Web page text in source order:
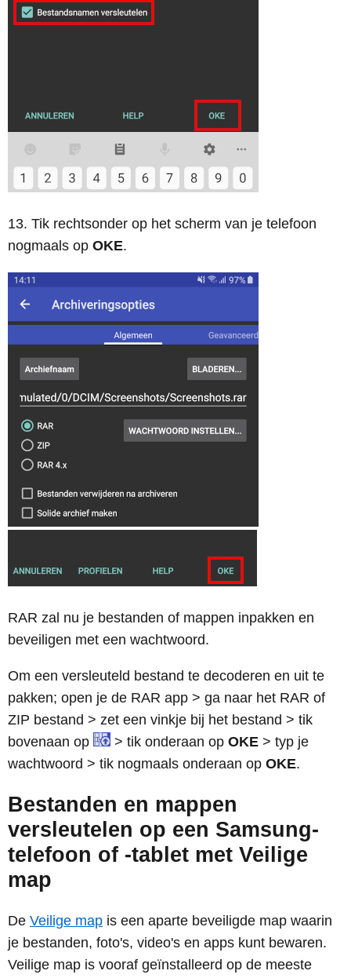
13. Tik rechtsonder op het scherm van je telefoon
nogmaals op OKE.
RAR zal nu je bestanden of mappen inpakken en
beveiligen met een wachtwoord.
Om een versleuteld bestand te decoderen en uit te
pakken; open je de RAR app > ga naar het RAR of
ZIP bestand > zet een vinkje bij het bestand > tik
bovenaan op
> tik onderaan op OKE > typ je
wachtwoord > tik nogmaals onderaan op OKE.
Bestanden en mappen
versleutelen op een Samsung-
telefoon of -tablet met Veilige
map
De Veilige map is een aparte beveiligde map waarin
je bestanden, foto's, video's en apps kunt bewaren.
Veilige map is vooraf geïnstalleerd op de meeste